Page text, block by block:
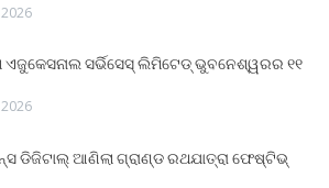
2026
ଏଜୁକେସନାଲ ସର୍ଭିସେସ୍ ଲିମିଟେଡ୍ ଭୁବନେଶ୍ୱରର ୧୧
2026
ଡିଜିଟାଲ୍ ଆଣିଲା ଗ୍ରାଣ୍ଡ ରଥଯାତ୍ରା ଫେଷ୍ଟିଭ୍